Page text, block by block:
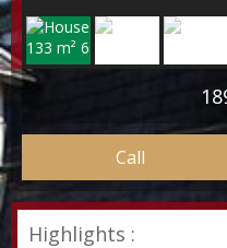
Call
Highlights :